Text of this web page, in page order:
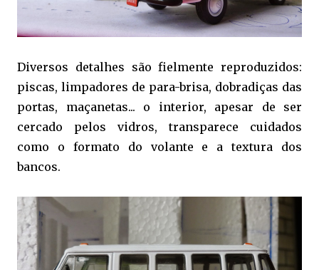
Diversos detalhes são fielmente reproduzidos:
piscas, limpadores de para-brisa, dobradiças das
portas, maçanetas... o interior, apesar de ser
cercado pelos vidros, transparece cuidados
como o formato do volante e a textura dos
bancos.